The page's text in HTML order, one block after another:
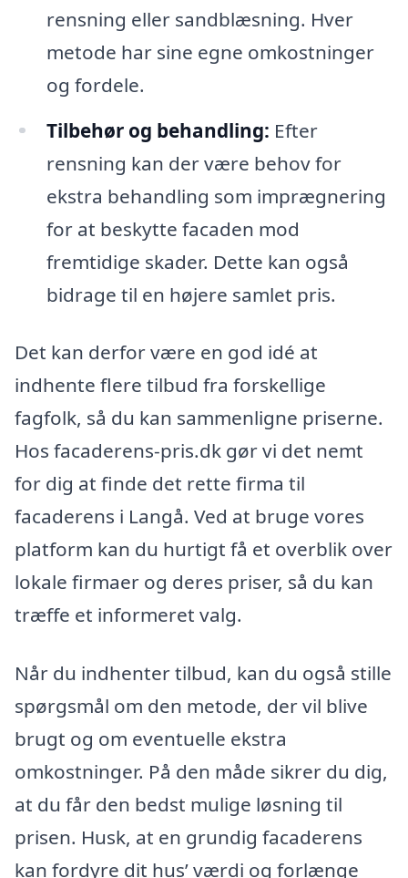
rensning eller sandblæsning. Hver
metode har sine egne omkostninger
og fordele.
Tilbehør og behandling: Efter
rensning kan der være behov for
ekstra behandling som imprægnering
for at beskytte facaden mod
fremtidige skader. Dette kan også
bidrage til en højere samlet pris.
Det kan derfor være en god idé at
indhente flere tilbud fra forskellige
fagfolk, så du kan sammenligne priserne.
Hos facaderens-pris.dk gør vi det nemt
for dig at finde det rette firma til
facaderens i Langå. Ved at bruge vores
platform kan du hurtigt få et overblik over
lokale firmaer og deres priser, så du kan
træffe et informeret valg.
Når du indhenter tilbud, kan du også stille
spørgsmål om den metode, der vil blive
brugt og om eventuelle ekstra
omkostninger. På den måde sikrer du dig,
at du får den bedst mulige løsning til
prisen. Husk, at en grundig facaderens
kan fordyre dit hus’ værdi og forlænge